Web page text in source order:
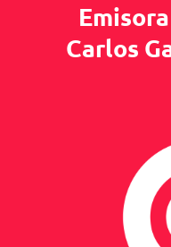
Carlos